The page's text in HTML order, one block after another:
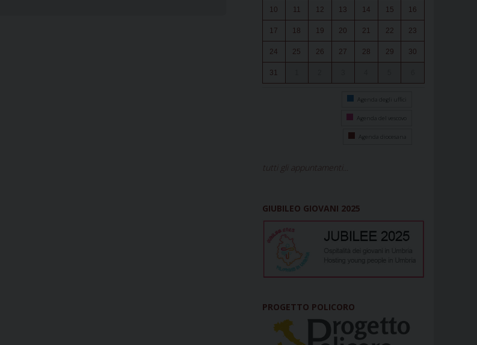
10 11 12 13 14 15 16
17 18 19 20 21 22 23
24 25 26 27 28 29 30
31
Agenda degli uffici
Agenda del vescovo
Agenda diocesana
tutti gli appuntamenti...
GIUBILEO GIOVANI 2025
PROGETTO POLICORO